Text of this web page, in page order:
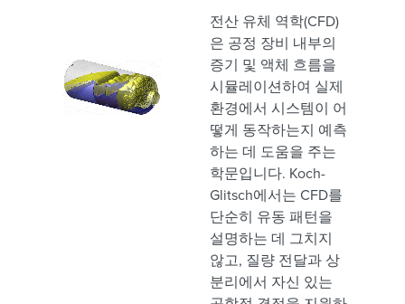
전산 유체 역학(CFD)
은 공정 장비 내부의
증기 및 액체 흐름을
시뮬레이션하여 실제
환경에서 시스템이 어
떻게 동작하는지 예측
하는 데 도움을 주는
학문입니다. Koch-
Glitsch에서는 CFD를
단순히 유동 패턴을
설명하는 데 그치지
않고, 질량 전달과 상
분리에서 자신 있는